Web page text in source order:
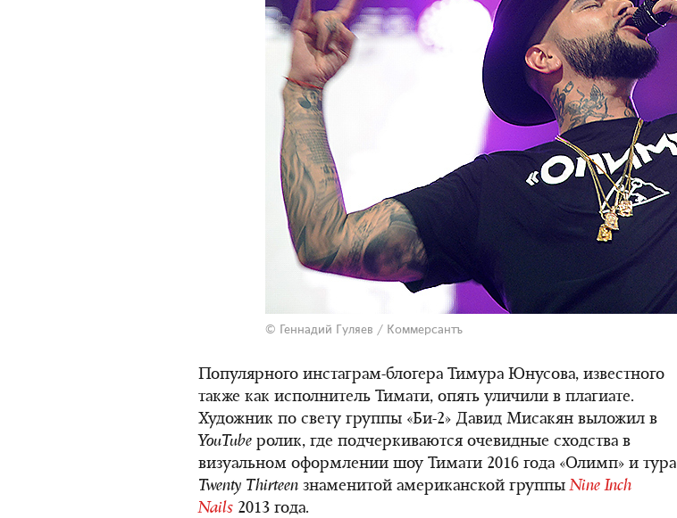
© Геннадий Гуляев / Коммерсантъ
Популярного инстаграм-блогера Тимура Юнусова, известного
также как исполнитель Тимати, опять уличили в плагиате.
Художник по свету группы «Би-2» Давид Мисакян выложил в
YouTube ролик, где подчеркиваются очевидные сходства в
визуальном оформлении шоу Тимати 2016 года «Олимп» и тура
Twenty Thirteen знаменитой американской группыNine Inch
Nails 2013 года.